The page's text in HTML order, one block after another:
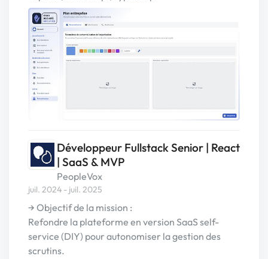
Développeur Fullstack Senior | React
| SaaS & MVP
PeopleVox
juil. 2024 - juil. 2025
→ Objectif de la mission :
Refondre la plateforme en version SaaS self-
service (DIY) pour autonomiser la gestion des
scrutins.